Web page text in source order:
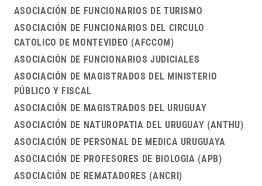
ASOCIACIÓN DE FUNCIONARIOS DE TURISMO
ASOCIACIÓN DE FUNCIONARIOS DEL CIRCULO
CATOLICO DE MONTEVIDEO (AFCCOM)
ASOCIACIÓN DE FUNCIONARIOS JUDICIALES
ASOCIACIÓN DE MAGISTRADOS DEL MINISTERIO
PÚBLICO Y FISCAL
ASOCIACIÓN DE MAGISTRADOS DEL URUGUAY
ASOCIACIÓN DE NATUROPATIA DEL URUGUAY (ANTHU)
ASOCIACIÓN DE PERSONAL DE MEDICA URUGUAYA
ASOCIACIÓN DE PROFESORES DE BIOLOGIA (APB)
ASOCIACIÓN DE REMATADORES (ANCRI)